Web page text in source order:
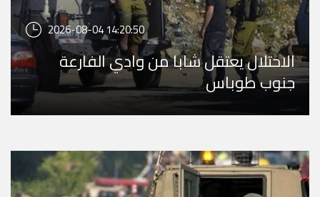
2026-08-04 14:20:50
الاحتلال يعتقل شابا من وادي الفارعة
جنوب طوباس